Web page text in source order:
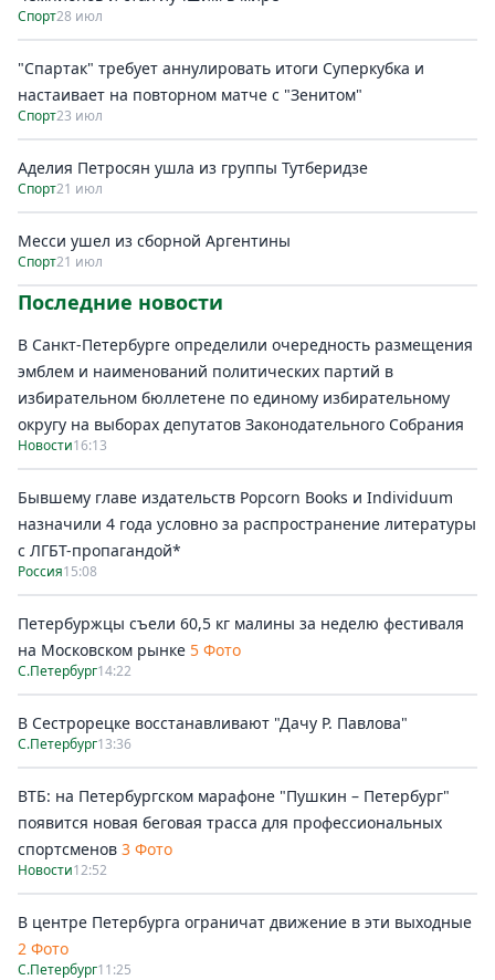
Спорт28 июл
"Спартак" требует аннулировать итоги Суперкубка и
настаивает на повторном матче с "Зенитом"
Спорт23 июл
Аделия Петросян ушла из группы Тутберидзе
Спорт21 июл
Месси ушел из сборной Аргентины
Спорт21 июл
Последние новости
В Санкт-Петербурге определили очередность размещения
эмблем и наименований политических партий в
избирательном бюллетене по единому избирательному
округу на выборах депутатов Законодательного Собрания
Новости16:13
Бывшему главе издательств Popcorn Books и Individuum
назначили 4 года условно за распространение литературы
с ЛГБТ-пропагандой*
Россия15:08
Петербуржцы съели 60,5 кг малины за неделю фестиваля
на Московском рынке 5 Фото
С.Петербург14:22
В Сестрорецке восстанавливают "Дачу Р. Павлова"
С.Петербург13:36
ВТБ: на Петербургском марафоне "Пушкин – Петербург"
появится новая беговая трасса для профессиональных
спортсменов 3 Фото
Новости12:52
В центре Петербурга ограничат движение в эти выходные
2 Фото
С.Петербург11:25